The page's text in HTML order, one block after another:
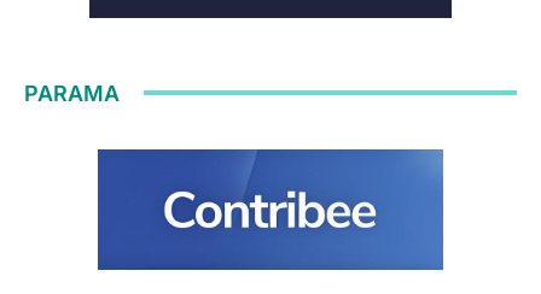
PARAMA